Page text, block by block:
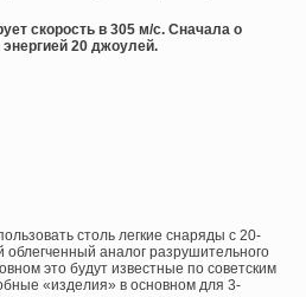
скорость в 305 м/с. Сначала о
20 джоулей.
столь легкие снаряды с 20-
аналог разрушительного
это будут известные по советским
«изделия» в основном для 3-